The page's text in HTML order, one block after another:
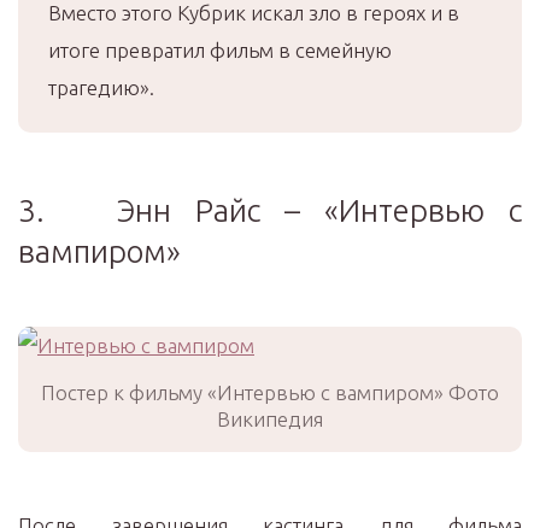
Вместо этого Кубрик искал зло в героях и в
итоге превратил фильм в семейную
трагедию».
3. Энн Райс – «Интервью с
вампиром»
Постер к фильму «Интервью с вампиром» Фото
Википедия